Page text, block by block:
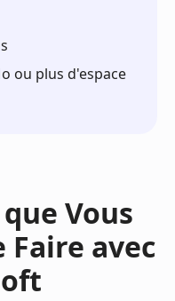
ou plus d'espace
Vous
Faire avec